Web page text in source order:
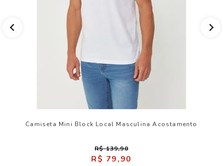
Camiseta Mini Block Local Masculina Acostamento
R$ 139,90
R$ 79,90